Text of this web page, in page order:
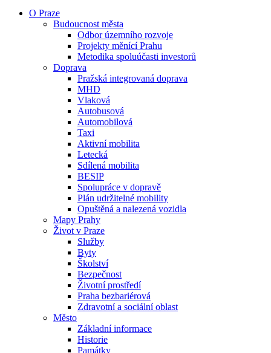
O Praze
Budoucnost města
Odbor územního rozvoje
Projekty měnící Prahu
Metodika spoluúčasti investorů
Doprava
Pražská integrovaná doprava
MHD
Vlaková
Autobusová
Automobilová
Taxi
Aktivní mobilita
Letecká
Sdílená mobilita
BESIP
Spolupráce v dopravě
Plán udržitelné mobility
Opuštěná a nalezená vozidla
Mapy Prahy
Život v Praze
Služby
Byty
Školství
Bezpečnost
Životní prostředí
Praha bezbariérová
Zdravotní a sociální oblast
Město
Základní informace
Historie
Památky